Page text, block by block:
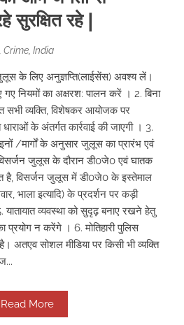
सुरक्षित रहे |
, Crime, India
के लिए अनुज्ञप्ति(लाईसेंस) अवश्य लें।
नियमों का अक्षरश: पालन करें । 2. बिना
सभी व्यक्ति, विशेषकर आयोजक पर
के अंतर्गत कार्रवाई की जाएगी । 3.
/मार्गों के अनुसार जुलूस का प्रारंभ एवं
जुलूस के दौरान डी0जे0 एवं घातक
है, विसर्जन जुलूस में डी0जे0 के इस्तेमाल
भाला इत्यादि) के प्रदर्शन पर कड़ी
यातायात व्यवस्था को सुदृढ़ बनाए रखने हेतु
प्रयोग न करेंगे । 6. मोतिहारी पुलिस
अतएव सोशल मीडिया पर किसी भी व्यक्ति
Read More